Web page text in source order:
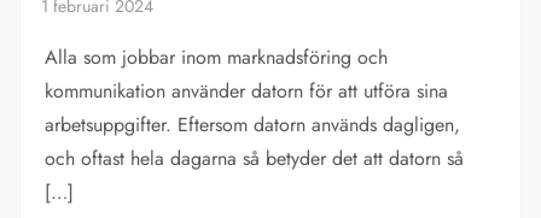
Alla som jobbar inom marknadsföring och
kommunikation använder datorn för att utföra sina
arbetsuppgifter. Eftersom datorn används dagligen,
och oftast hela dagarna så betyder det att datorn så
[…]